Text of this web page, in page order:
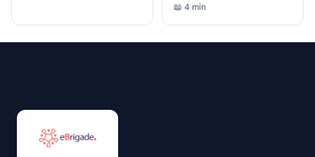
📖 4 min